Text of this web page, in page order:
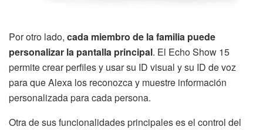
Por otro lado, cada miembro de la familia puede
personalizar la pantalla principal. El Echo Show 15
permite crear perfiles y usar su ID visual y su ID de voz
para que Alexa los reconozca y muestre información
personalizada para cada persona.
Otra de sus funcionalidades principales es el control del